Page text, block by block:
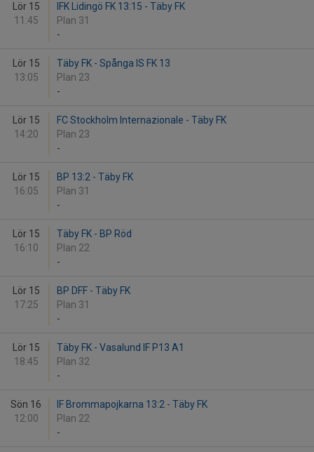
Lör 15
11:45
IFK Lidingö FK 13:15 - Täby FK
Plan 31
-
Lör 15
13:05
Täby FK - Spånga IS FK 13
Plan 23
-
Lör 15
14:20
FC Stockholm Internazionale - Täby FK
Plan 23
-
Lör 15
16:05
BP 13:2 - Täby FK
Plan 31
-
Lör 15
16:10
Täby FK - BP Röd
Plan 22
-
Lör 15
17:25
BP DFF - Täby FK
Plan 31
-
Lör 15
18:45
Täby FK - Vasalund IF P13 A1
Plan 32
-
Sön 16
12:00
IF Brommapojkarna 13:2 - Täby FK
Plan 22
-